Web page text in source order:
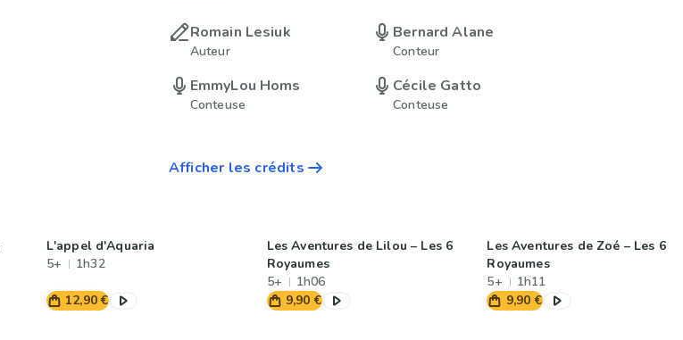
Romain Lesiuk
Auteur
Bernard Alane
Conteur
EmmyLou Homs
Conteuse
Cécile Gatto
Conteuse
Afficher les crédits
L'appel d'Aquaria
5+
1h32
12,90 €
Les Aventures de Lilou – Les 6
Royaumes
5+
1h06
9,90 €
Les Aventures de Zoé – Les 6
Royaumes
5+
1h11
9,90 €